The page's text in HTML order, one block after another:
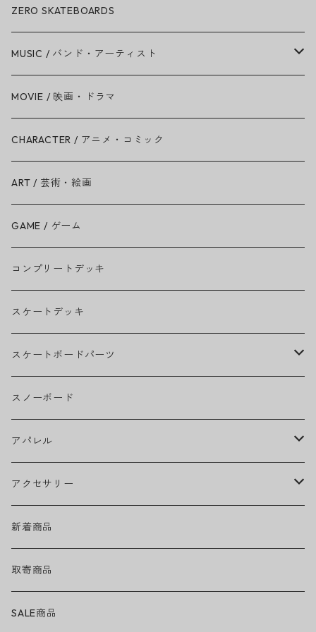
ZERO SKATEBOARDS
MUSIC / バンド・アーティスト
Amy Winehouse
Ariana Grande
BAD RELIGION
BEASTIE BOYS
THE BEATLES
BILLIE EILISH
BOB MARLEY
CAMILA CABELLO
Ed Sheeran
EMINEM
GREEN DAY
GUNS N' ROSES
LADY GAGA
MOVIE / 映画・ドラマ
CHARACTER / アニメ・コミック
ART / 芸術・絵画
GAME / ゲーム
コンプリートデッキ
スケートデッキ
スケートボードパーツ
グリップテープ
ウィール
ベアリング
トラック
ヘルメット・プロテクター
アクセサリー・小物
スノーボード
アパレル
ヘッドウェア
キャップ
ハット
ネックウェア
トップス
Tシャツ・ロングTシャツ
ボトムス
アクセサリー
ハードグッズ
バッグ・ポーチ
サングラス
新着商品
取寄商品
SALE商品